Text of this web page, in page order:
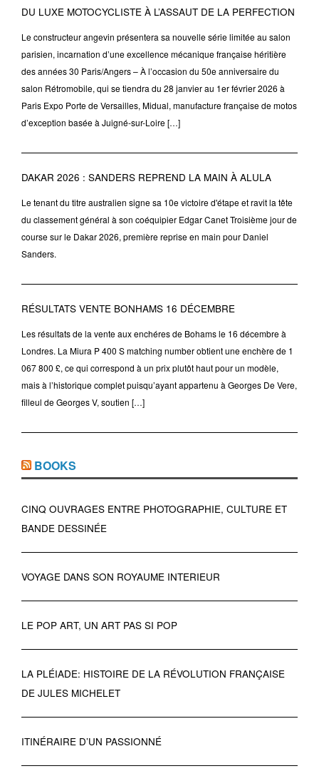
DU LUXE MOTOCYCLISTE À L’ASSAUT DE LA PERFECTION
Le constructeur angevin présentera sa nouvelle série limitée au salon
parisien, incarnation d’une excellence mécanique française héritière
des années 30 Paris/Angers – À l’occasion du 50e anniversaire du
salon Rétromobile, qui se tiendra du 28 janvier au 1er février 2026 à
Paris Expo Porte de Versailles, Midual, manufacture française de motos
d’exception basée à Juigné-sur-Loire […]
DAKAR 2026 : SANDERS REPREND LA MAIN À ALULA
Le tenant du titre australien signe sa 10e victoire d'étape et ravit la tête
du classement général à son coéquipier Edgar Canet Troisième jour de
course sur le Dakar 2026, première reprise en main pour Daniel
Sanders.
RÉSULTATS VENTE BONHAMS 16 DÉCEMBRE
Les résultats de la vente aux enchéres de Bohams le 16 décembre à
Londres. La Miura P 400 S matching number obtient une enchère de 1
067 800 £, ce qui correspond à un prix plutôt haut pour un modèle,
mais à l’historique complet puisqu’ayant appartenu à Georges De Vere,
filleul de Georges V, soutien […]
BOOKS
CINQ OUVRAGES ENTRE PHOTOGRAPHIE, CULTURE ET
BANDE DESSINÉE
VOYAGE DANS SON ROYAUME INTERIEUR
LE POP ART, UN ART PAS SI POP
LA PLÉIADE: HISTOIRE DE LA RÉVOLUTION FRANÇAISE
DE JULES MICHELET
ITINÉRAIRE D’UN PASSIONNÉ